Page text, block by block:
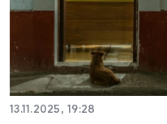
13.11.2025, 19:28